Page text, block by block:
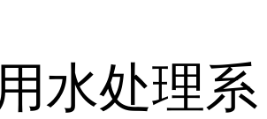
水处理系